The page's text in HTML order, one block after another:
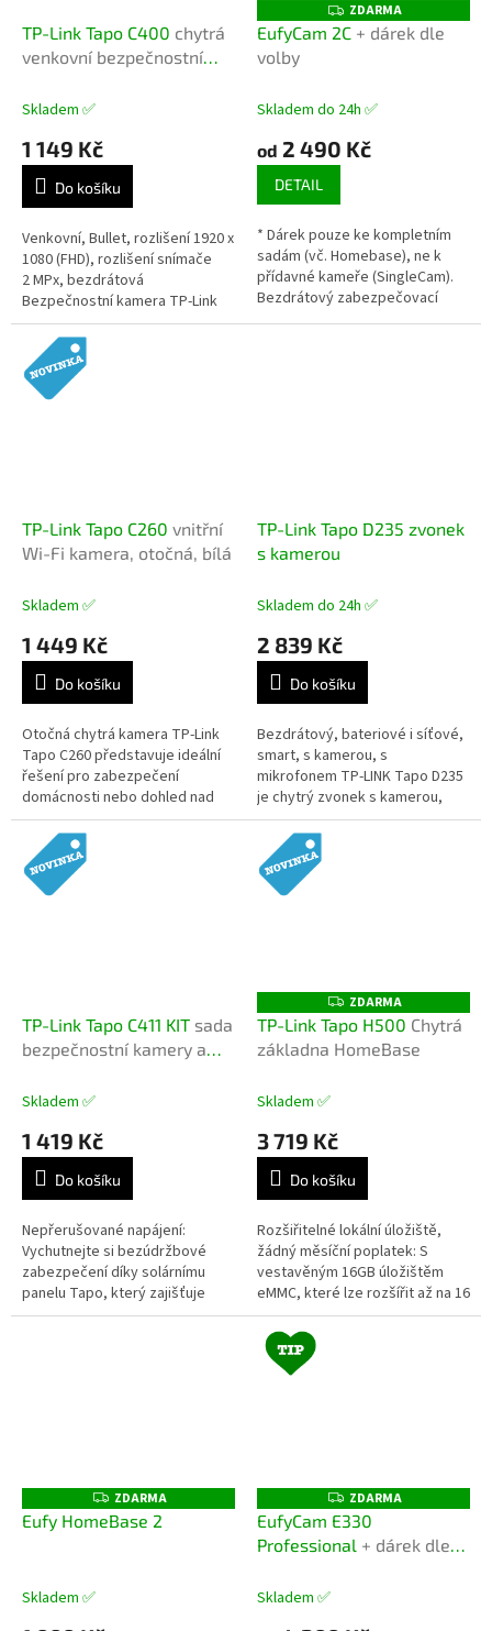
TP-Link Tapo C400 chytrá
venkovní bezpečnostní
napájením
Skladem ✅
1 149 Kč
Do košíku
Venkovní, Bullet, rozlišení 1920 x
1080 (FHD), rozlišení snímače
2 MPx, bezdrátová
Bezpečnostní kamera TP-Link
Tapo C410 je navržena pro
venkovní použití a nabízí řadu...
Z
D
A
ZDARMA
EufyCam 2C + dárek dle
volby
Skladem do 24h ✅
od 2 490 Kč
DETAIL
* Dárek pouze ke kompletním
sadám (vč. Homebase), ne k
přídavné kameře (SingleCam).
Bezdrátový zabezpečovací
systém s centrální jednotkou. 2
TP-Link Tapo C260 vnitřní
Wi-Fi kamera, otočná, bílá
Skladem ✅
1 449 Kč
Do košíku
Otočná chytrá kamera TP-Link
Tapo C260 představuje ideální
řešení pro zabezpečení
domácnosti nebo dohled nad
dětmi a domácími mazlíčky. 4K
rozlišení videa • úhel záběru...
TP-Link Tapo D235 zvonek
s kamerou
Skladem do 24h ✅
2 839 Kč
Do košíku
Bezdrátový, bateriové i síťové,
smart, s kamerou, s
mikrofonem TP-LINK Tapo D235
je chytrý zvonek s kamerou,
který nabízí technologie pro
bezpečnost a pohodlí vašeho
domova....
TP-Link Tapo C411 KIT sada
bezpečnostní kamery a
Skladem ✅
1 419 Kč
Do košíku
Nepřerušované napájení:
Vychutnejte si bezúdržbové
zabezpečení díky solárnímu
panelu Tapo, který zajišťuje
nepřetržité napájení a flexibilní
Z
D
A
R
ZDARMA
TP-Link Tapo H500 Chytrá
základna HomeBase
Skladem ✅
3 719 Kč
Do košíku
Rozšiřitelné lokální úložiště,
žádný měsíční poplatek: S
vestavěným 16GB úložištěm
eMMC, které lze rozšířit až na 16
TB pomocí jednotky HDD/SDD,
získáte obrovské, bezpečné...
Z
D
A
ZDARMA
Eufy HomeBase 2
Skladem ✅
Z
D
A
R
ZDARMA
EufyCam E330
Professional + dárek dle
Skladem ✅